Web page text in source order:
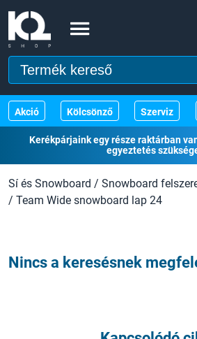
Akció Kölcsönző Szerviz
Kerékpárjaink egy része raktárban
egyeztetés
Sí és Snowboard / Snowboard
/ Team Wide snowboard lap 24
Nincs a keresésnek